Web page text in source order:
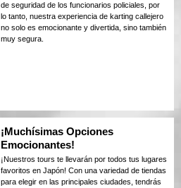
de seguridad de los funcionarios policiales, por
lo tanto, nuestra experiencia de karting callejero
no solo es emocionante y divertida, sino también
muy segura.
¡Muchísimas Opciones
Emocionantes!
¡Nuestros tours te llevarán por todos tus lugares
favoritos en Japón! Con una variedad de tiendas
para elegir en las principales ciudades, tendrás